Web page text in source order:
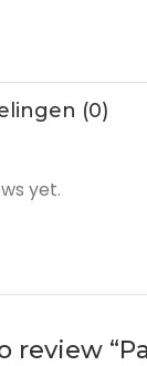
(0)
yet.
review